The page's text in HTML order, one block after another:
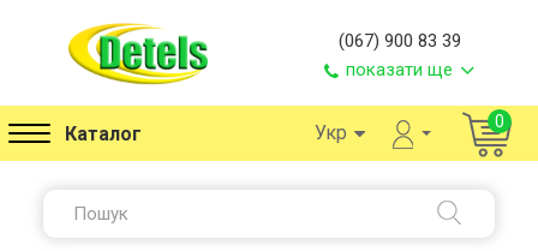
(067) 900 83 39
показати ще
Каталог Укр 0